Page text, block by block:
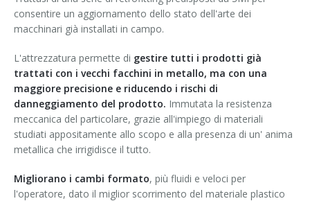
ingresso in linea
Corsi palettizzatori
consentire un aggiornamento dello stato dell'arte dei
macchinari già installati in campo.
L'attrezzatura permette di gestire tutti i prodotti già
trattati con i vecchi facchini in metallo, ma con una
maggiore precisione e riducendo i rischi di
danneggiamento del prodotto. Immutata la resistenza
meccanica del particolare, grazie all'impiego di materiali
studiati appositamente allo scopo e alla presenza di un' anima
metallica che irrigidisce il tutto.
Migliorano i cambi formato, più fluidi e veloci per
l'operatore, dato il miglior scorrimento del materiale plastico